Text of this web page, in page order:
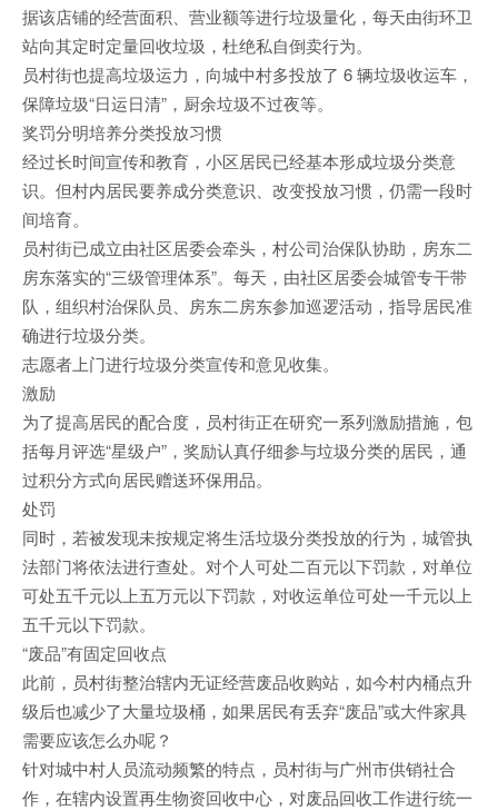
据该店铺的经营面积、营业额等进行垃圾量化，每天由街环卫
站向其定时定量回收垃圾，杜绝私自倒卖行为。
员村街也提高垃圾运力，向城中村多投放了 6 辆垃圾收运车，
保障垃圾“日运日清”，厨余垃圾不过夜等。
奖罚分明培养分类投放习惯
经过长时间宣传和教育，小区居民已经基本形成垃圾分类意
识。但村内居民要养成分类意识、改变投放习惯，仍需一段时
间培育。
员村街已成立由社区居委会牵头，村公司治保队协助，房东二
房东落实的“三级管理体系”。每天，由社区居委会城管专干带
队，组织村治保队员、房东二房东参加巡逻活动，指导居民准
确进行垃圾分类。
志愿者上门进行垃圾分类宣传和意见收集。
激励
为了提高居民的配合度，员村街正在研究一系列激励措施，包
括每月评选“星级户”，奖励认真仔细参与垃圾分类的居民，通
过积分方式向居民赠送环保用品。
处罚
同时，若被发现未按规定将生活垃圾分类投放的行为，城管执
法部门将依法进行查处。对个人可处二百元以下罚款，对单位
可处五千元以上五万元以下罚款，对收运单位可处一千元以上
五千元以下罚款。
“废品”有固定回收点
此前，员村街整治辖内无证经营废品收购站，如今村内桶点升
级后也减少了大量垃圾桶，如果居民有丢弃“废品”或大件家具
需要应该怎么办呢？
针对城中村人员流动频繁的特点，员村街与广州市供销社合
作，在辖内设置再生物资回收中心，对废品回收工作进行统一